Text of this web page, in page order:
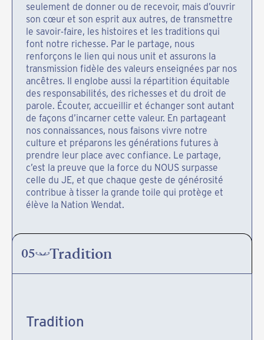
seulement de donner ou de recevoir, mais d’ouvrir
son cœur et son esprit aux autres, de transmettre
le savoir-faire, les histoires et les traditions qui
font notre richesse. Par le partage, nous
renforçons le lien qui nous unit et assurons la
transmission fidèle des valeurs enseignées par nos
ancêtres. Il englobe aussi la répartition équitable
des responsabilités, des richesses et du droit de
parole. Écouter, accueillir et échanger sont autant
de façons d’incarner cette valeur. En partageant
nos connaissances, nous faisons vivre notre
culture et préparons les générations futures à
prendre leur place avec confiance. Le partage,
c’est la preuve que la force du NOUS surpasse
celle du JE, et que chaque geste de générosité
contribue à tisser la grande toile qui protège et
élève la Nation Wendat.
Tradition
05
Tradition